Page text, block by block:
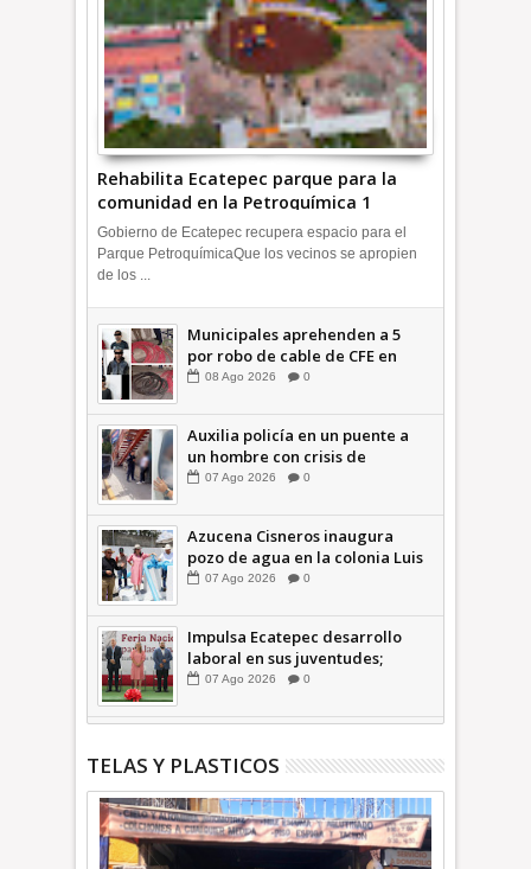
Rehabilita Ecatepec parque para la
comunidad en la Petroquímica 1
+Video | INFORMA
Gobierno de Ecatepec recupera espacio para el
Parque PetroquímicaQue los vecinos se apropien
de los ...
Municipales aprehenden a 5
por robo de cable de CFE en
Jardines de Casa Nueva +Video
08 Ago 2026 0
Auxilia policía en un puente a
un hombre con crisis de
ansiedad en la Vía Morelos |
07 Ago 2026 0
Azucena Cisneros inaugura
pozo de agua en la colonia Luis
Donaldo Colosio +Video |
07 Ago 2026 0
Impulsa Ecatepec desarrollo
laboral en sus juventudes;
inauguran Feria de Empleo y
INFORMATIVA
07 Ago 2026 0
TELAS Y PLASTICOS